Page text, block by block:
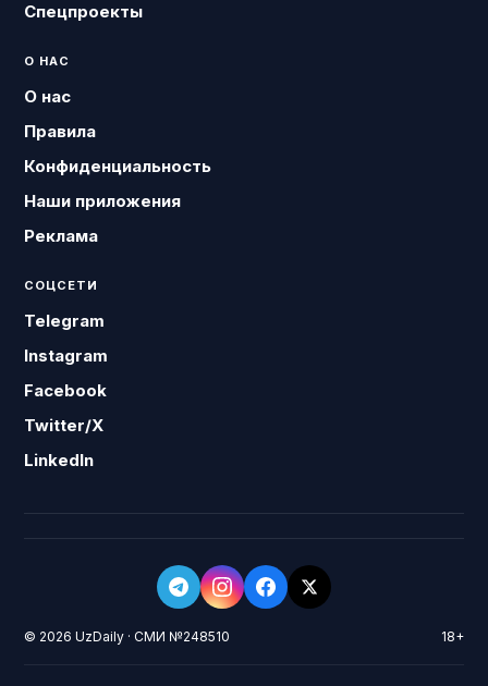
Спецпроекты
О НАС
О нас
Правила
Конфиденциальность
Наши приложения
Реклама
СОЦСЕТИ
Telegram
Instagram
Facebook
Twitter/X
LinkedIn
© 2026 UzDaily · СМИ №248510 18+